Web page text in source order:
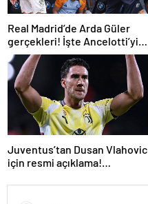
Real Madrid’de Arda Güler
gerçekleri! İşte Ancelotti’yi
yol ayrımına götüren
sebepler
Juventus’tan Dusan Vlahovic
için resmi açıklama!